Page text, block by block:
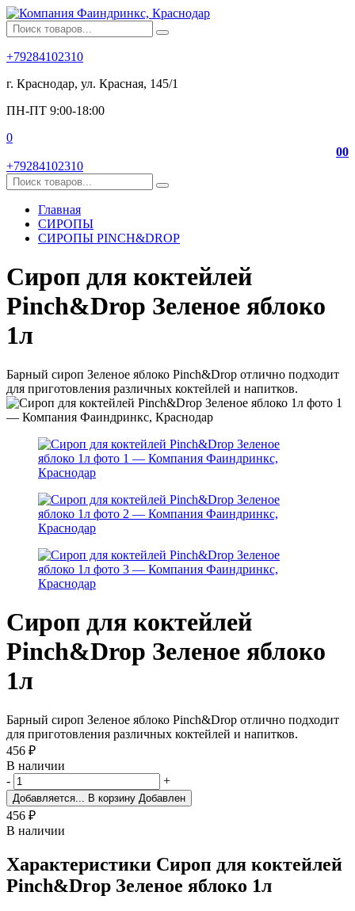
+79284102310
г. Краснодар, ул. Красная, 145/1
ПН-ПТ 9:00-18:00
0
00
+79284102310
Главная
СИРОПЫ
СИРОПЫ PINCH&DROP
Сироп для коктейлей
Pinch&Drop Зеленое яблоко
1л
Барный сироп Зеленое яблоко Pinch&Drop отлично подходит
для приготовления различных коктейлей и напитков.
Сироп для коктейлей
Pinch&Drop Зеленое яблоко
1л
Барный сироп Зеленое яблоко Pinch&Drop отлично подходит
для приготовления различных коктейлей и напитков.
456 ₽
В наличии
-
+
Добавляется... В корзину Добавлен
456 ₽
В наличии
Характеристики Сироп для коктейлей
Pinch&Drop Зеленое яблоко 1л